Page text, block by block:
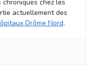
chez les
actuellement des
Drôme Nord.